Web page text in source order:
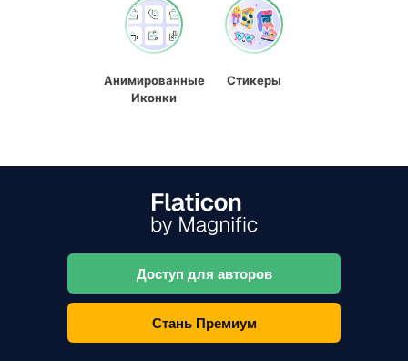
Анимированные
Иконки
Стикеры
Доступ для авторов
Стань Премиум